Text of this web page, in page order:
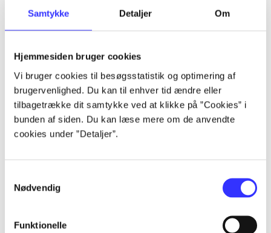
Samtykke Detaljer Om
Hjemmesiden bruger cookies
Vi bruger cookies til besøgsstatistik og optimering af
brugervenlighed. Du kan til enhver tid ændre eller
tilbagetrække dit samtykke ved at klikke på ”Cookies” i
bunden af siden. Du kan læse mere om de anvendte
cookies under ”Detaljer”.
Nødvendig
Funktionelle
Artikler
...
...
...
...